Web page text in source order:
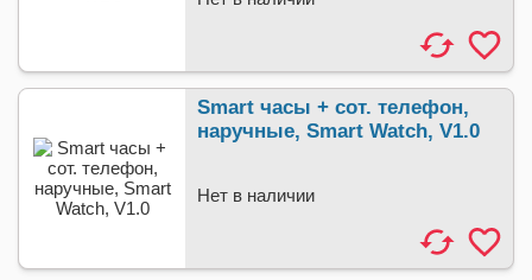
Smart часы + сот. телефон,
наручные, Smart Watch, V1.0
Нет в наличии